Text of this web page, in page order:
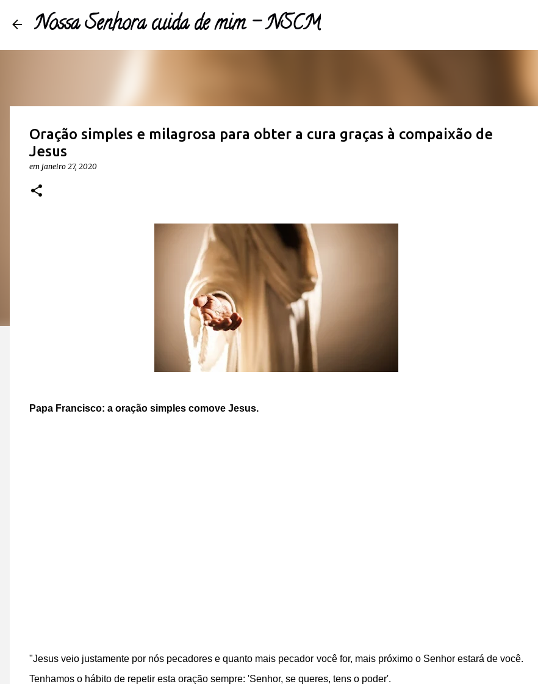
Nossa Senhora cuida de mim - NSCM
Oração simples e milagrosa para obter a cura graças à compaixão de
Jesus
em janeiro 27, 2020
Papa Francisco: a oração simples comove Jesus.
"Jesus veio justamente por nós pecadores e quanto mais pecador você for, mais próximo o Senhor estará de você.
Tenhamos o hábito de repetir esta oração sempre: 'Senhor, se queres, tens o poder'.